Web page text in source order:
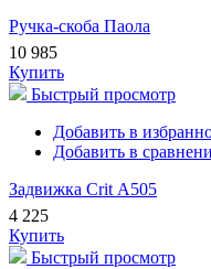
Ручка-скоба Паола
10 985
Купить
Быстрый просмотр
Добавить в
Добавить в
Задвижка Crit А505
4 225
Купить
Быстрый просмотр